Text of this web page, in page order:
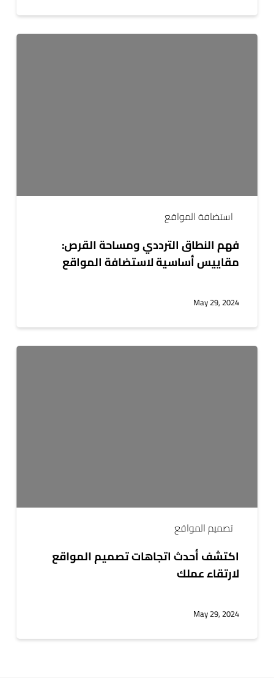
استضافة المواقع
فهم
فهم النطاق الترددي ومساحة القرص:
مقاييس أساسية لاستضافة المواقع
May 29, 2024
تصميم المواقع
اكتشف
اكتشف أحدث اتجاهات تصميم المواقع
لارتقاء عملك
May 29, 2024